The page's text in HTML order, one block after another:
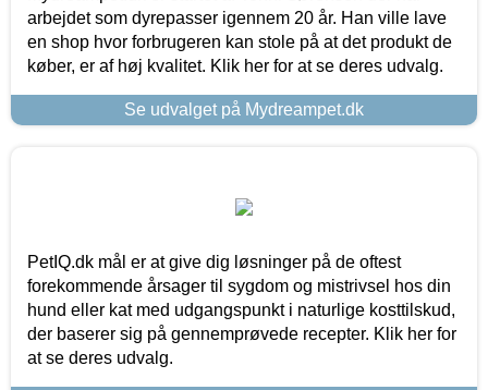
arbejdet som dyrepasser igennem 20 år. Han ville lave
en shop hvor forbrugeren kan stole på at det produkt de
køber, er af høj kvalitet. Klik her for at se deres udvalg.
Se udvalget på Mydreampet.dk
PetIQ.dk mål er at give dig løsninger på de oftest
forekommende årsager til sygdom og mistrivsel hos din
hund eller kat med udgangspunkt i naturlige kosttilskud,
der baserer sig på gennemprøvede recepter. Klik her for
at se deres udvalg.